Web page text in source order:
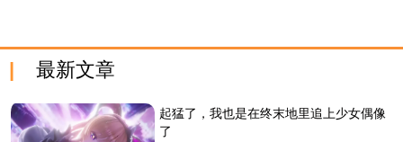
最新文章
起猛了，我也是在终末地里追上少女偶像
了